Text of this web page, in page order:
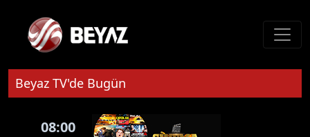
Beyaz TV'de Bugün
08:00